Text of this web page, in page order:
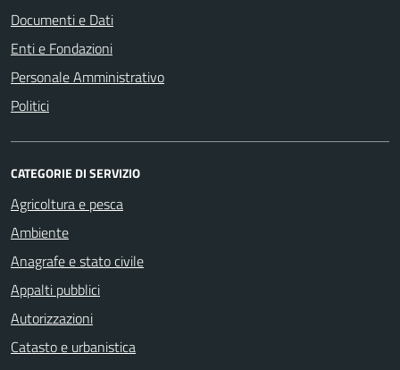
Documenti e Dati
Enti e Fondazioni
Personale Amministrativo
Politici
CATEGORIE DI SERVIZIO
Agricoltura e pesca
Ambiente
Anagrafe e stato civile
Appalti pubblici
Autorizzazioni
Catasto e urbanistica